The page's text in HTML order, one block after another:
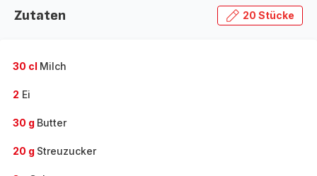
Zutaten 20 Stücke
30 cl Milch
2 Ei
30 g Butter
20 g Streuzucker